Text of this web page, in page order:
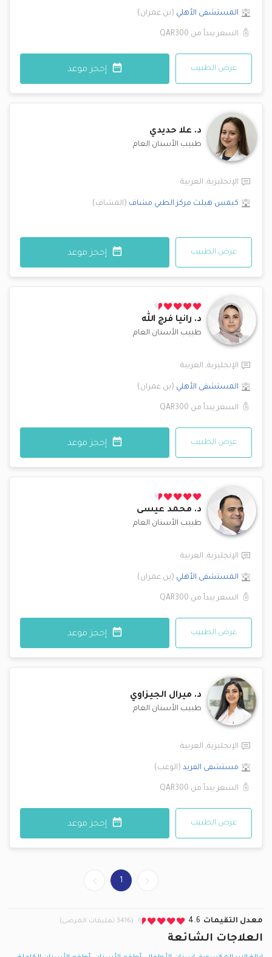
المستشفى الأهلي (بن عمران)
السعر يبدأ من QAR300
عرض الطبيب إحجز موعد
د. علا حديدي
طبيب الأسنان العام
الإنجليزية, العربية
كيمس هيلث مركز الطبي مشاف (المشاف)
عرض الطبيب إحجز موعد
د. رانيا فرج الله
طبيب الأسنان العام
الإنجليزية, العربية
المستشفى الأهلي (بن عمران)
السعر يبدأ من QAR300
عرض الطبيب إحجز موعد
د. محمد عيسى
طبيب الأسنان العام
الإنجليزية, العربية
المستشفى الأهلي (بن عمران)
السعر يبدأ من QAR300
عرض الطبيب إحجز موعد
د. ميرال الجيزاوي
طبيب الأسنان العام
الإنجليزية, العربية
مستشفى الفريد (الوعب)
السعر يبدأ من QAR300
عرض الطبيب إحجز موعد
1
معدل التقيمات 4.6 (3416 تعليقات المرضى)
العلاجات الشائعة